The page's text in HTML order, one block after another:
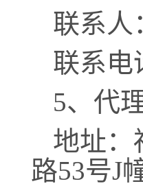
联系人
联系电
5、代
地址：
路53号J